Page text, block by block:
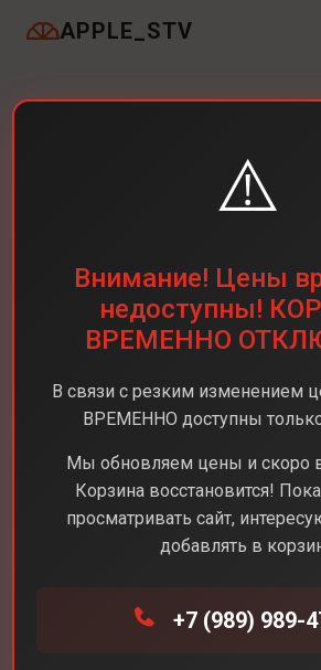
APPLE_STV
Смартфоны iPhone 16 Pro
⚠️
Внимание! Цены
недоступны!
ВРЕМЕННО
В связи с резким изменением
ВРЕМЕННО доступны только
Мы обновляем цены и скоро
Корзина восстановится!
просматривать сайт,
добавлять в
+7 (989) 989-